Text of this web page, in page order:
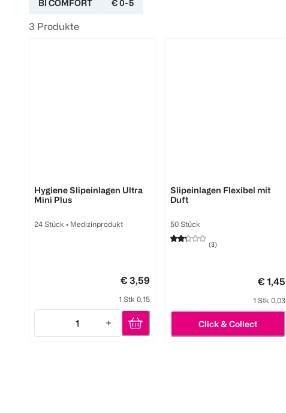
BI COMFORT € 0-5
3 Produkte
Hygiene Slipeinlagen Ultra
Mini Plus
24 Stück • Medizinprodukt
€ 3,59
1 Stk 0,15
1
Quantity: 1
Slipeinlagen Flexibel mit
Duft
50 Stück
(3)
€ 1,45
1 Stk 0,03
Click & Collect